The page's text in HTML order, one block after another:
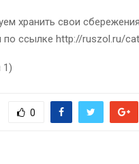
хранить свои
по ссылке http://ruszol.ru/
1)
0